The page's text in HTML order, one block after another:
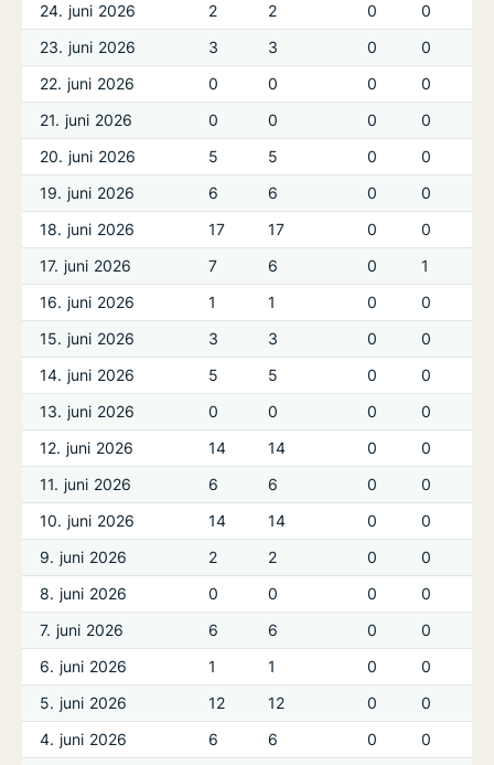
24. juni 2026 2 2 0
0
23. juni 2026
3 3 0
0
22. juni 2026
0 0 0
0
21. juni 2026
0 0 0
0
20. juni 2026
5 5 0
0
19. juni 2026
6 6 0
0
18. juni 2026
17 17 0
0
17. juni 2026
7 6 0
1
16. juni 2026
1 1 0
0
15. juni 2026
3 3 0
0
14. juni 2026
5 5 0
0
13. juni 2026
0 0 0
0
12. juni 2026
14 14 0
0
11. juni 2026
6 6 0
0
10. juni 2026
14 14 0
0
9. juni 2026
2 2 0
0
8. juni 2026
0 0 0
0
7. juni 2026
6 6 0
0
6. juni 2026
1 1 0
0
5. juni 2026
12 12 0
0
4. juni 2026
6 6 0
0